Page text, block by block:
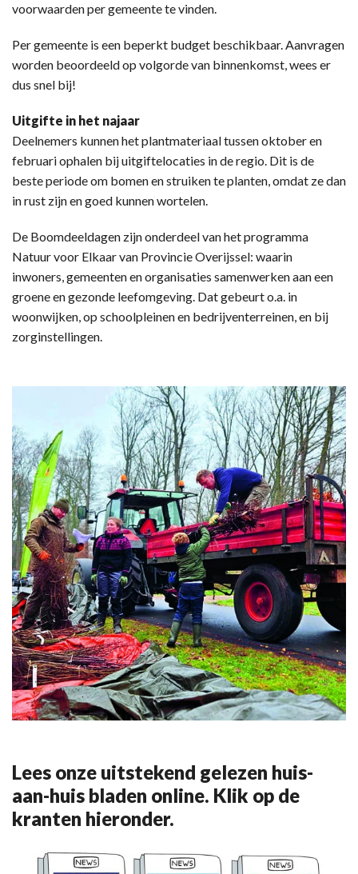
voorwaarden per gemeente te vinden.
Per gemeente is een beperkt budget beschikbaar. Aanvragen
worden beoordeeld op volgorde van binnenkomst, wees er
dus snel bij!
Uitgifte in het najaar
Deelnemers kunnen het plantmateriaal tussen oktober en
februari ophalen bij uitgiftelocaties in de regio. Dit is de
beste periode om bomen en struiken te planten, omdat ze dan
in rust zijn en goed kunnen wortelen.
De Boomdeeldagen zijn onderdeel van het programma
Natuur voor Elkaar van Provincie Overijssel: waarin
inwoners, gemeenten en organisaties samenwerken aan een
groene en gezonde leefomgeving. Dat gebeurt o.a. in
woonwijken, op schoolpleinen en bedrijventerreinen, en bij
zorginstellingen.
Lees onze uitstekend gelezen huis-
aan-huis bladen online. Klik op de
kranten hieronder.